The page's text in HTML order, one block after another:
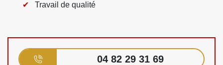
Travail de qualité
04 82 29 31 69